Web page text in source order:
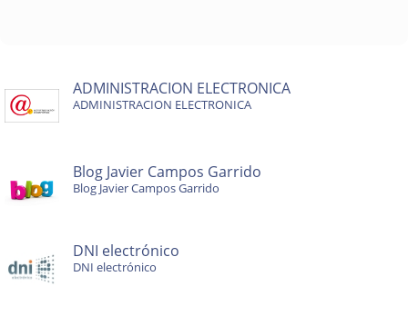
ADMINISTRACION ELECTRONICA
ADMINISTRACION ELECTRONICA
Blog Javier Campos Garrido
Blog Javier Campos Garrido
DNI electrónico
DNI electrónico